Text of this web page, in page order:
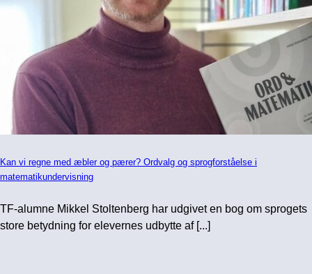
Kan vi regne med æbler og pærer? Ordvalg og sprogforståelse i
matematikundervisning
TF-alumne Mikkel Stoltenberg har udgivet en bog om sprogets
store betydning for elevernes udbytte af [...]